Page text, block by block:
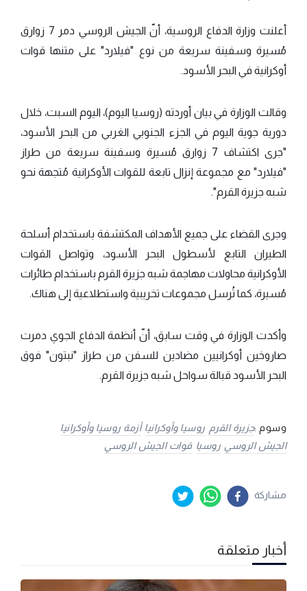
أعلنت وزارة الدفاع الروسية، أنّ الجيش الروسي دمر 7 زوارق
مُسيرة وسفينة سريعة من نوع "فيلارد" على متنها قوات
أوكرانية في البحر الأسود.
وقالت الوزارة في بيان أوردته (روسيا اليوم)، اليوم السبت، خلال
دورية جوية اليوم في الجزء الجنوبي الغربي من البحر الأسود،
"جرى اكتشاف 7 زوارق مُسيرة وسفينة سريعة من طراز
"فيلارد" مع مجموعة إنزال تابعة للقوات الأوكرانية مُتجهة نحو
شبه جزيرة القرم".
وجرى القضاء على جميع الأهداف المكتشفة باستخدام أسلحة
الطيران التابع لأسطول البحر الأسود، وتواصل القوات
الأوكرانية محاولات مهاجمة شبه جزيرة القرم باستخدام طائرات
مُسيرة، كما تُرسل مجموعات تخريبية واستطلاعية إلى هناك.
وأكدت الوزارة في وقت سابق، أنّ أنظمة الدفاع الجوي دمرت
صاروخين أوكرانيين مضادين للسفن من طراز "نبتون" فوق
البحر الأسود قبالة سواحل شبه جزيرة القرم.
وسوم :جزيرة القرم روسيا وأوكرانيا أزمة روسيا وأوكرانيا
الجيش الروسي روسيا قوات الجيش الروسي
مشاركة
أخبار متعلقة